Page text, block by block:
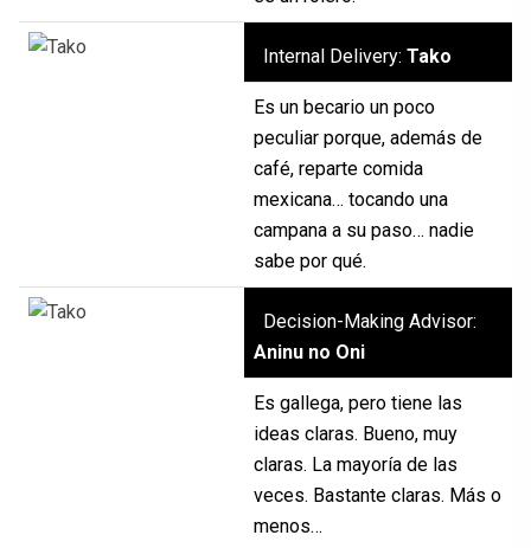
Internal Delivery: Tako
Es un becario un poco
peculiar porque, además de
café, reparte comida
mexicana… tocando una
campana a su paso… nadie
sabe por qué.
Decision-Making Advisor:
Aninu no Oni
Es gallega, pero tiene las
ideas claras. Bueno, muy
claras. La mayoría de las
veces. Bastante claras. Más o
menos…